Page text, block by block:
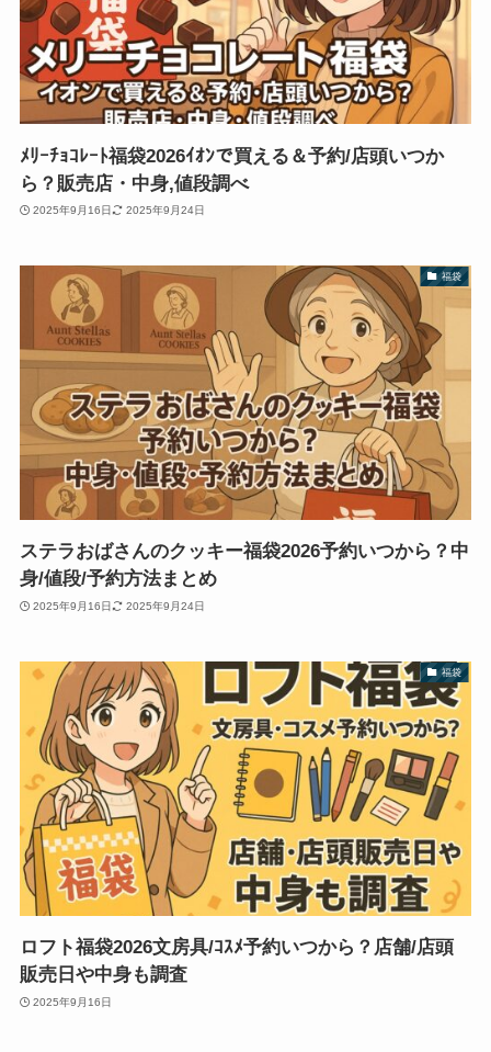
ﾒﾘｰﾁｮｺﾚｰﾄ福袋2026ｲｵﾝで買える＆予約/店頭いつか
ら？販売店・中身,値段調べ
2025年9月16日 2025年9月24日
福袋
ステラおばさんのクッキー福袋2026予約いつから？中
身/値段/予約方法まとめ
2025年9月16日 2025年9月24日
福袋
ロフト福袋2026文房具/ｺｽﾒ予約いつから？店舗/店頭
販売日や中身も調査
2025年9月16日